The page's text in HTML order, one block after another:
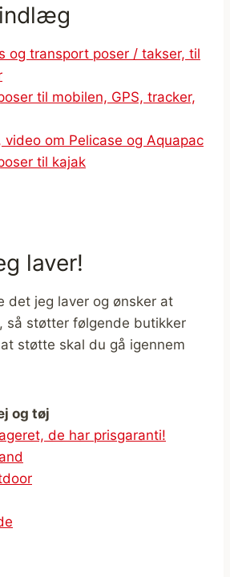
og transport poser / takser, til
til mobilen, GPS, tracker,
video om Pelicase og Aquapac
til kajak
laver!
det jeg laver og ønsker at
så støtter følgende butikker
støtte skal du gå igennem
og tøj
de har prisgaranti!